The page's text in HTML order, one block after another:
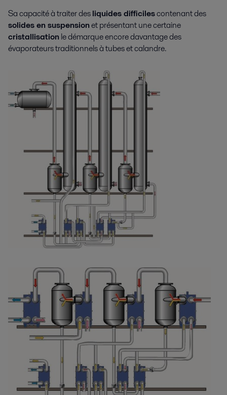
Sa capacité à traiter desliquides difficilescontenant des
solides en suspensionet présentant une certaine
cristallisation le démarque encore davantage des
évaporateurs traditionnels à tubes et calandre.